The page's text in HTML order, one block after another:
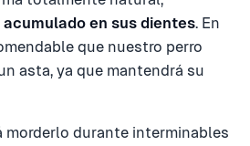
en sus dientes. En
que nuestro perro
asta, ya que mantendrá su
morderlo durante interminables